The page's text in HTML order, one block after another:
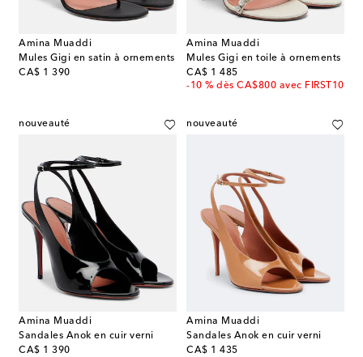
Amina Muaddi
Mules Gigi en satin à ornements
CA$ 1 390
original price
Amina Muaddi
Mules Gigi en toile à ornements
CA$ 1 485
original price
-10 % dès CA$800 avec FIRST10
nouveauté
Amina Muaddi
Sandales Anok en cuir verni
CA$ 1 390
original price
nouveauté
Amina Muaddi
Sandales Anok en cuir verni
CA$ 1 435
original price